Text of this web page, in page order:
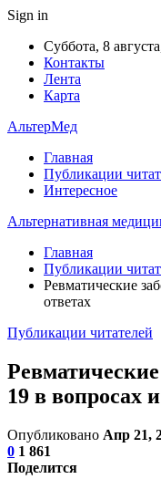
Sign in
Суббота, 8
Контакты
Лента
Карта
АльтерМед
Главная
Публикации
Интересное
Альтернативная
Главная
Публикации
Ревматические
ответах
Публикации читателей
19 в вопросах
Опубликовано Апр 21,
0 1 861
Поделится